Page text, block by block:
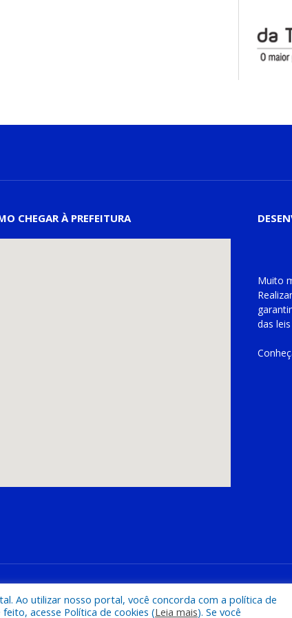
CHEGAR À PREFEITURA
Muito
das
Ao utilizar nosso portal, você concorda com a política de
acesse Política de cookies (Leia mais). Se você